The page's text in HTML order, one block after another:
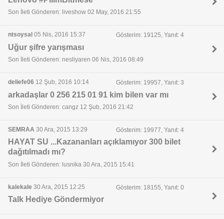
Son İleti Gönderen: liveshow 02 May, 2016 21:55
ntsoysal 05 Nis, 2016 15:37 Gösterim: 19125, Yanıt: 4
Uğur şifre yarışması
Son İleti Gönderen: nesliyaren 06 Nis, 2016 08:49
deliefe06 12 Şub, 2016 10:14 Gösterim: 19957, Yanıt: 3
arkadaşlar 0 256 215 01 91 kim bilen var mı
Son İleti Gönderen: cangz 12 Şub, 2016 21:42
SEMRAA 30 Ara, 2015 13:29 Gösterim: 19977, Yanıt: 4
HAYAT SU ...Kazananları açıklamıyor 300 bilet
dağıtılmadı mı?
Son İleti Gönderen: lusnika 30 Ara, 2015 15:41
kalekale 30 Ara, 2015 12:25 Gösterim: 18155, Yanıt: 0
Talk Hediye Göndermiyor